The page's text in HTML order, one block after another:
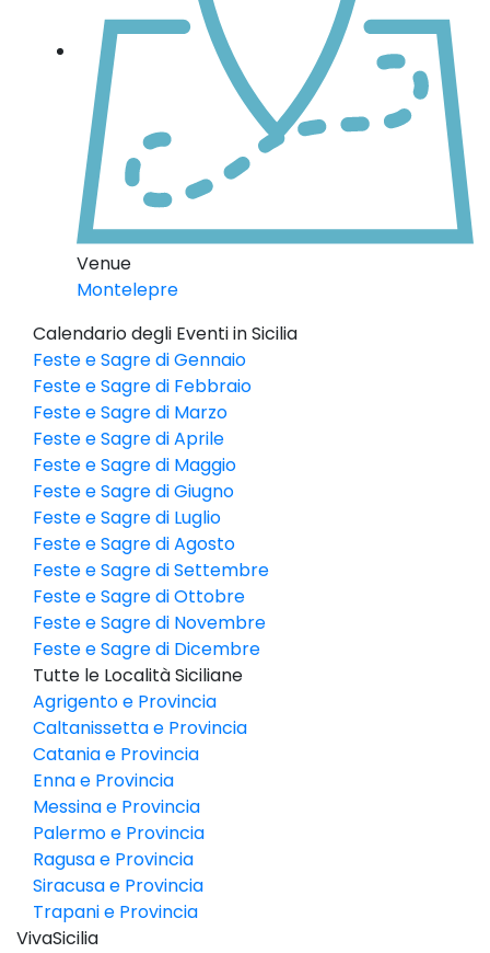
Venue
Montelepre
Calendario degli Eventi in Sicilia
Feste e Sagre di Gennaio
Feste e Sagre di Febbraio
Feste e Sagre di Marzo
Feste e Sagre di Aprile
Feste e Sagre di Maggio
Feste e Sagre di Giugno
Feste e Sagre di Luglio
Feste e Sagre di Agosto
Feste e Sagre di Settembre
Feste e Sagre di Ottobre
Feste e Sagre di Novembre
Feste e Sagre di Dicembre
Tutte le Località Siciliane
Agrigento e Provincia
Caltanissetta e Provincia
Catania e Provincia
Enna e Provincia
Messina e Provincia
Palermo e Provincia
Ragusa e Provincia
Siracusa e Provincia
Trapani e Provincia
VivaSicilia